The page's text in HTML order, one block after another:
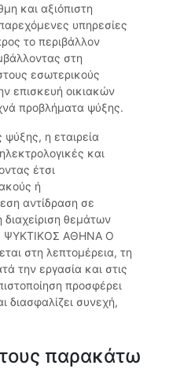
και αξιόπιστη
υπηρεσίες
το περιβάλλον
στη
εσωτερικούς
επισκευή οικιακών
προβλήματα ψύξης.
ψύξης, η εταιρεία
και
έτσι
ή
αντίδραση σε
θεμάτων
ΨΥΚΤΙΚΟΣ ΑΘΗΝΑ Ο
στη λεπτομέρεια, τη
την εργασία και στις
προσφέρει
διασφαλίζει συνεχή,
παρακάτω